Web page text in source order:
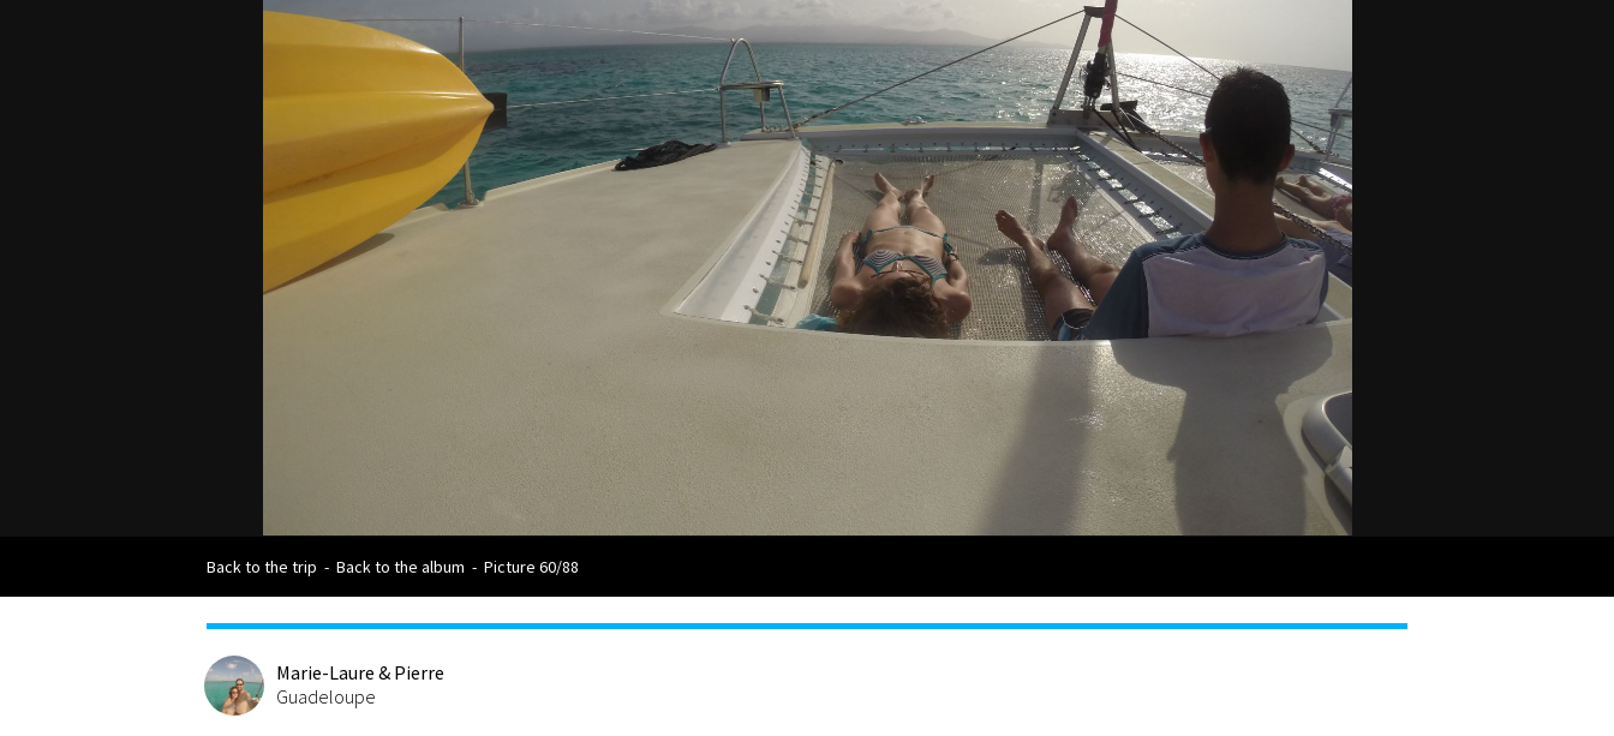
Back to the trip - Back to the album - Picture 60/88
Marie-Laure & Pierre
Guadeloupe